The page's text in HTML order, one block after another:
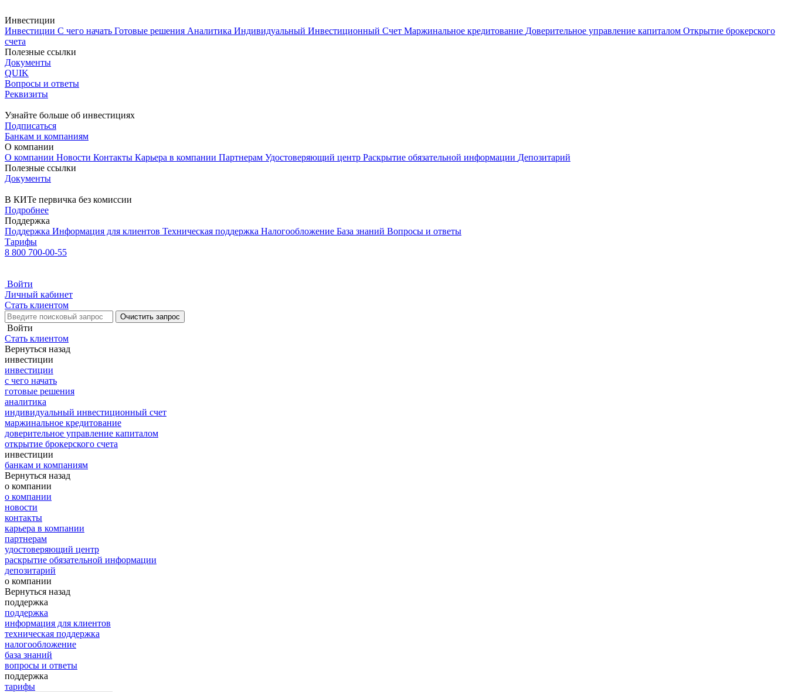
Инвестиции
Инвестиции С чего начать Готовые решения Аналитика Индивидуальный Инвестиционный Счет Маржинальное кредитование Доверительное управление капиталом Открытие брокерского
счета
Полезные ссылки
Документы
QUIK
Вопросы и ответы
Реквизиты
Узнайте больше об инвестициях
Подписаться
Банкам и компаниям
О компании
О компании Новости Контакты Карьера в компании Партнерам Удостоверяющий центр Раскрытие обязательной информации Депозитарий
Полезные ссылки
Документы
В КИТе первичка без комиссии
Подробнее
Поддержка
Поддержка Информация для клиентов Техническая поддержка Налогообложение База знаний Вопросы и ответы
Тарифы
8 800 700-00-55
Войти
Личный кабинет
Стать клиентом
Очистить запрос
Войти
Стать клиентом
Вернуться назад
инвестиции
инвестиции
с чего начать
готовые решения
аналитика
индивидуальный инвестиционный счет
маржинальное кредитование
доверительное управление капиталом
открытие брокерского счета
инвестиции
банкам и компаниям
Вернуться назад
о компании
о компании
новости
контакты
карьера в компании
партнерам
удостоверяющий центр
раскрытие обязательной информации
депозитарий
о компании
Вернуться назад
поддержка
поддержка
информация для клиентов
техническая поддержка
налогообложение
база знаний
вопросы и ответы
поддержка
тарифы